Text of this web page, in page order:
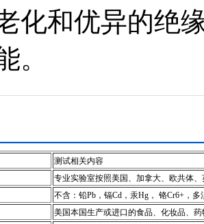
化和优异的绝
。
测试相关内容
专业实验室按照美国、加拿大、欧共体
不含：铅Pb，镉Cd，汞Hg， 铬Cr6+，
美国本国生产或进口的食品、化妆品、